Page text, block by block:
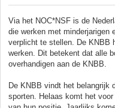
Via het NOC*NSF is de
die werken met minderjarigen
verplicht te stellen. De KNBB
werken. Dit betekent dat alle
overhandigen aan de KNBB.
De KNBB vindt het belangrijk
sporten. Helaas komt het